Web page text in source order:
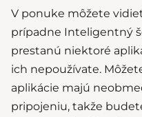
V ponuke môžete
prípadne Inteligentný
prestanú niektoré
ich nepoužívate.
aplikácie majú
pripojeniu, takže